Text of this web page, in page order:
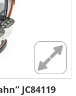
JC84119